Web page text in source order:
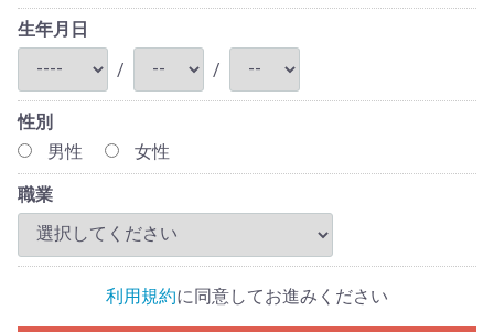
生年月日
/
/
性別
男性
女性
職業
利用規約に同意してお進みください